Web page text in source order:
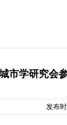
市学研究会
发布